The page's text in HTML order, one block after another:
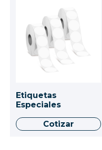
Etiquetas
Especiales
Cotizar